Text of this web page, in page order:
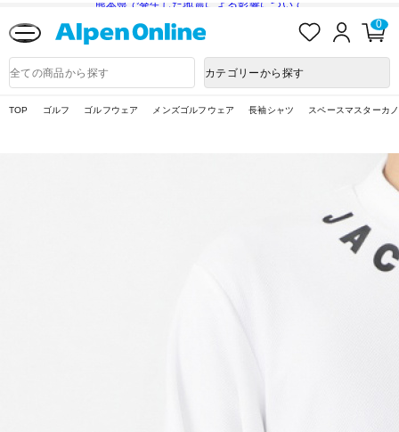
熊本県で発生した地震による影響について
入
ロ
ン
0
品
検
カテゴリーから探す
TOP ゴルフ ゴルフウェア メンズゴルフウェア 長袖シャツ スペースマスターカ